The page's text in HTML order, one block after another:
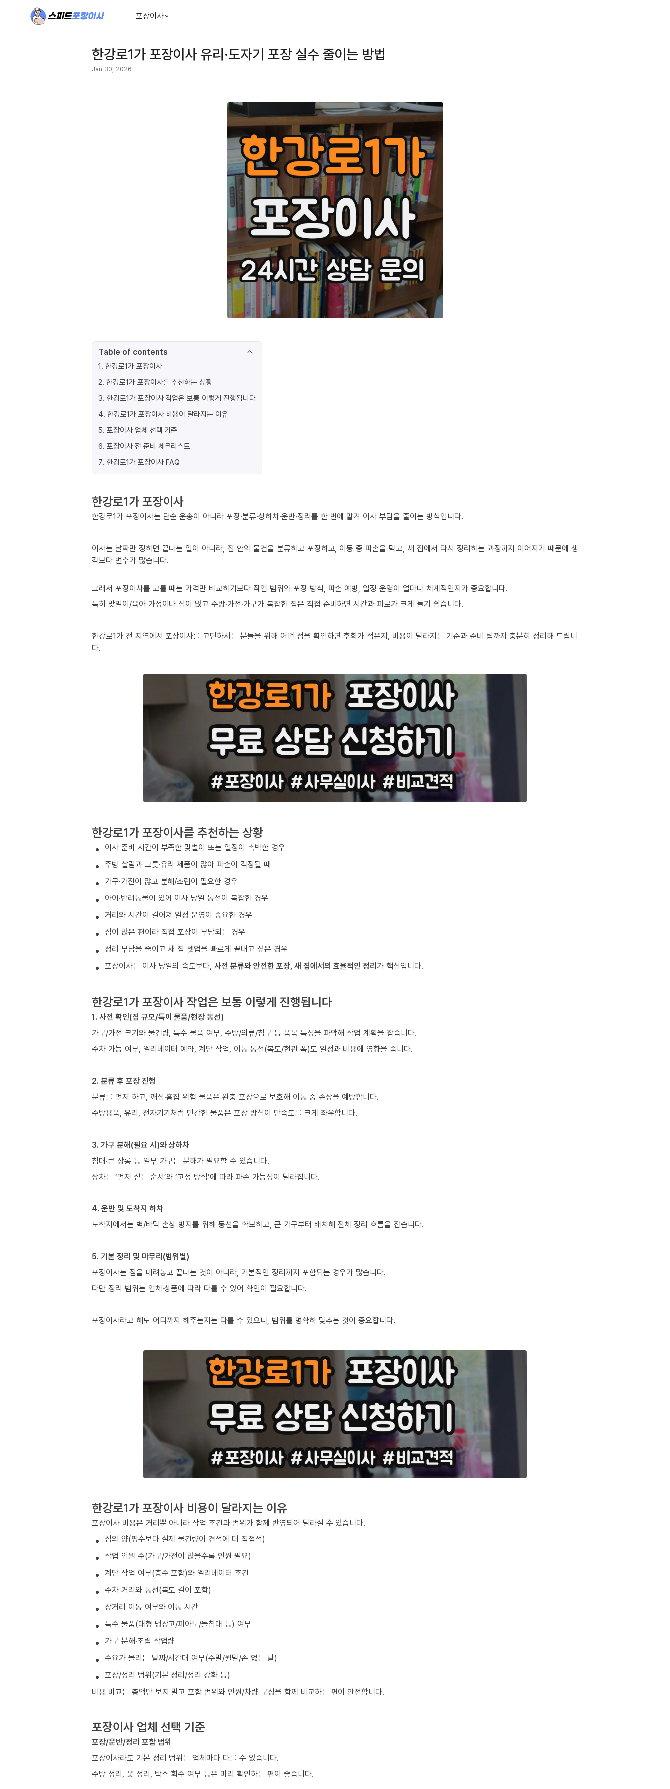
포장이사
한강로1가 포장이사 유리·도자기 포장 실수 줄이는 방법
Jan 30, 2026
Table of contents
1. 한강로1가 포장이사
2. 한강로1가 포장이사를 추천하는 상황
3. 한강로1가 포장이사 작업은 보통 이렇게 진행됩니다
4. 한강로1가 포장이사 비용이 달라지는 이유
5. 포장이사 업체 선택 기준
6. 포장이사 전 준비 체크리스트
7. 한강로1가 포장이사 FAQ
한강로1가 포장이사
한강로1가 포장이사는 단순 운송이 아니라 포장·분류·상하차·운반·정리를 한 번에 맡겨 이사 부담을 줄이는 방식입니다.
이사는 날짜만 정하면 끝나는 일이 아니라, 집 안의 물건을 분류하고 포장하고, 이동 중 파손을 막고, 새 집에서 다시 정리하는 과정까지 이어지기 때문에 생
각보다 변수가 많습니다.
그래서 포장이사를 고를 때는 가격만 비교하기보다 작업 범위와 포장 방식, 파손 예방, 일정 운영이 얼마나 체계적인지가 중요합니다.
특히 맞벌이/육아 가정이나 짐이 많고 주방·가전·가구가 복잡한 집은 직접 준비하면 시간과 피로가 크게 늘기 쉽습니다.
한강로1가 전 지역에서 포장이사를 고민하시는 분들을 위해 어떤 점을 확인하면 후회가 적은지, 비용이 달라지는 기준과 준비 팁까지 충분히 정리해 드립니
다.
한강로1가 포장이사를 추천하는 상황
이사 준비 시간이 부족한 맞벌이 또는 일정이 촉박한 경우
주방 살림과 그릇·유리 제품이 많아 파손이 걱정될 때
가구·가전이 많고 분해/조립이 필요한 경우
아이·반려동물이 있어 이사 당일 동선이 복잡한 경우
거리와 시간이 길어져 일정 운영이 중요한 경우
짐이 많은 편이라 직접 포장이 부담되는 경우
정리 부담을 줄이고 새 집 셋업을 빠르게 끝내고 싶은 경우
포장이사는 이사 당일의 속도보다, 사전 분류와 안전한 포장, 새 집에서의 효율적인 정리가 핵심입니다.
한강로1가 포장이사 작업은 보통 이렇게 진행됩니다
1. 사전 확인(짐 규모/특이 물품/현장 동선)
가구/가전 크기와 물건량, 특수 물품 여부, 주방/의류/침구 등 품목 특성을 파악해 작업 계획을 잡습니다.
주차 가능 여부, 엘리베이터 예약, 계단 작업, 이동 동선(복도/현관 폭)도 일정과 비용에 영향을 줍니다.
2. 분류 후 포장 진행
분류를 먼저 하고, 깨짐·흠집 위험 물품은 완충 포장으로 보호해 이동 중 손상을 예방합니다.
주방용품, 유리, 전자기기처럼 민감한 물품은 포장 방식이 만족도를 크게 좌우합니다.
3. 가구 분해(필요 시)와 상하차
침대·큰 장롱 등 일부 가구는 분해가 필요할 수 있습니다.
상차는 ‘먼저 싣는 순서’와 ‘고정 방식’에 따라 파손 가능성이 달라집니다.
4. 운반 및 도착지 하차
도착지에서는 벽/바닥 손상 방지를 위해 동선을 확보하고, 큰 가구부터 배치해 전체 정리 흐름을 잡습니다.
5. 기본 정리 및 마무리(범위별)
포장이사는 짐을 내려놓고 끝나는 것이 아니라, 기본적인 정리까지 포함되는 경우가 많습니다.
다만 정리 범위는 업체·상품에 따라 다를 수 있어 확인이 필요합니다.
포장이사라고 해도 어디까지 해주는지는 다를 수 있으니, 범위를 명확히 맞추는 것이 중요합니다.
한강로1가 포장이사 비용이 달라지는 이유
포장이사 비용은 거리뿐 아니라 작업 조건과 범위가 함께 반영되어 달라질 수 있습니다.
짐의 양(평수보다 실제 물건량이 견적에 더 직접적)
작업 인원 수(가구/가전이 많을수록 인원 필요)
계단 작업 여부(층수 포함)와 엘리베이터 조건
주차 거리와 동선(복도 길이 포함)
장거리 이동 여부와 이동 시간
특수 물품(대형 냉장고/피아노/돌침대 등) 여부
가구 분해·조립 작업량
수요가 몰리는 날짜/시간대 여부(주말/월말/손 없는 날)
포장/정리 범위(기본 정리/정리 강화 등)
비용 비교는 총액만 보지 말고 포함 범위와 인원/차량 구성을 함께 비교하는 편이 안전합니다.
포장이사 업체 선택 기준
포장/운반/정리 포함 범위
포장이사라도 기본 정리 범위는 업체마다 다를 수 있습니다.
주방 정리, 옷 정리, 박스 회수 여부 등은 미리 확인하는 편이 좋습니다.